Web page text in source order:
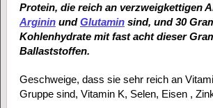
Protein, die reich an verzweigkettigen
ArgininundGlutaminsind, und 30
Kohlenhydrate mit fast acht dieser
Ballaststoffen.
Geschweige, dass sie sehr reich an
Gruppe sind, Vitamin K, Selen, Eisen ,